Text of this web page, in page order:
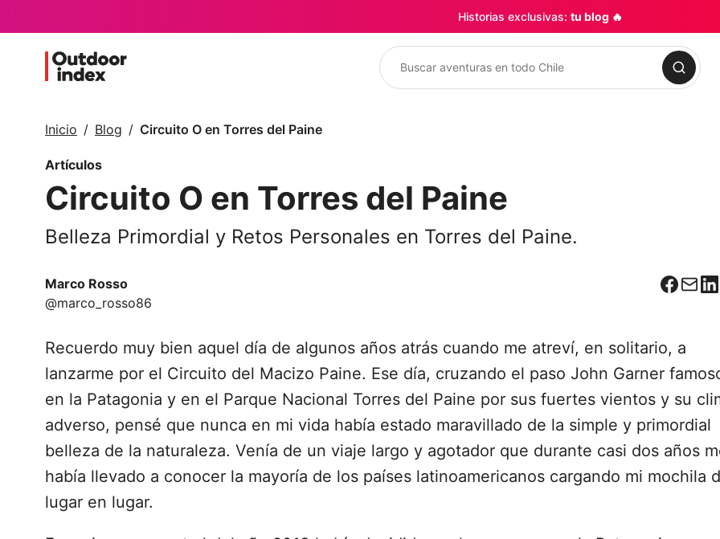
Historias exclusivas: tu blog 🔥
Buscar
Inicio Blog Circuito O en Torres del Paine
Artículos
Circuito O en Torres del Paine
Belleza Primordial y Retos Personales en Torres del Paine.
Marco Rosso
@marco_rosso86
Recuerdo muy bien aquel día de algunos años atrás cuando me atreví, en solitario, a
lanzarme por el Circuito del Macizo Paine. Ese día, cruzando el paso John Garner
en la Patagonia y en el Parque Nacional Torres del Paine por sus fuertes vientos y su
adverso, pensé que nunca en mi vida había estado maravillado de la simple y primordial
belleza de la naturaleza. Venía de un viaje largo y agotador que durante casi dos años
había llevado a conocer la mayoría de los países latinoamericanos cargando mi mochila
lugar en lugar.